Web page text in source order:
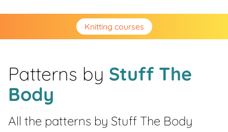
Knitting courses
Patterns by Stuff The
Body
All the patterns by Stuff The Body